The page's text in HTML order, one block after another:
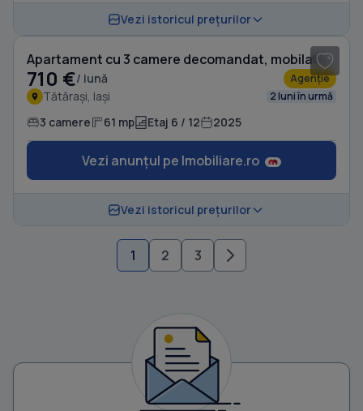
Vezi istoricul prețurilor
Apartament cu 3 camere decomandat, mobilat în Tătărași
710 €/ lună Agenție
Tătărași, Iași 2 luni în urmă
3 camere 61 mp Etaj 6 / 12 2025
Vezi anunțul pe Imobiliare.ro
Vezi istoricul prețurilor
1 2 3